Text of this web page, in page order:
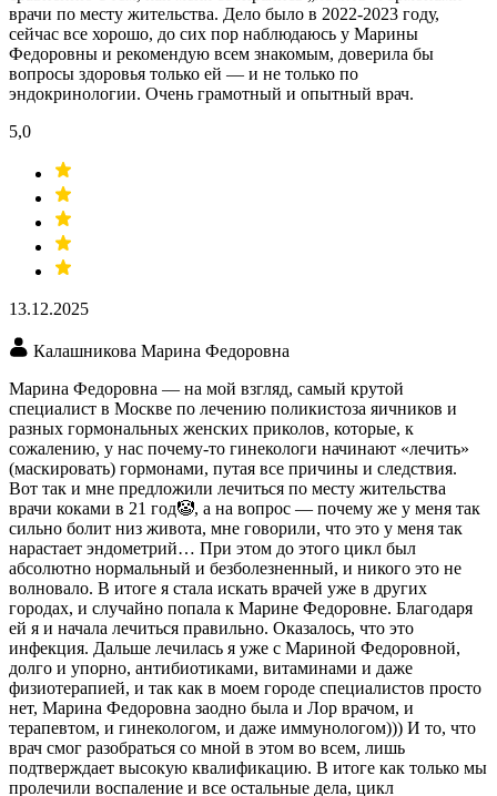
врачи по месту жительства. Дело было в 2022-2023 году,
сейчас все хорошо, до сих пор наблюдаюсь у Марины
Федоровны и рекомендую всем знакомым, доверила бы
вопросы здоровья только ей — и не только по
эндокринологии. Очень грамотный и опытный врач.
5,0
13.12.2025
Калашникова Марина Федоровна
Марина Федоровна — на мой взгляд, самый крутой
специалист в Москве по лечению поликистоза яичников и
разных гормональных женских приколов, которые, к
сожалению, у нас почему-то гинекологи начинают «лечить»
(маскировать) гормонами, путая все причины и следствия.
Вот так и мне предложили лечиться по месту жительства
врачи коками в 21 год🤡, а на вопрос — почему же у меня так
сильно болит низ живота, мне говорили, что это у меня так
нарастает эндометрий… При этом до этого цикл был
абсолютно нормальный и безболезненный, и никого это не
волновало. В итоге я стала искать врачей уже в других
городах, и случайно попала к Марине Федоровне. Благодаря
ей я и начала лечиться правильно. Оказалось, что это
инфекция. Дальше лечилась я уже с Мариной Федоровной,
долго и упорно, антибиотиками, витаминами и даже
физиотерапией, и так как в моем городе специалистов просто
нет, Марина Федоровна заодно была и Лор врачом, и
терапевтом, и гинекологом, и даже иммунологом))) И то, что
врач смог разобраться со мной в этом во всем, лишь
подтверждает высокую квалификацию. В итоге как только мы
пролечили воспаление и все остальные дела, цикл